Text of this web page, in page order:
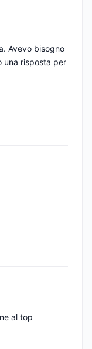
Avevo bisogno
una risposta per
al top